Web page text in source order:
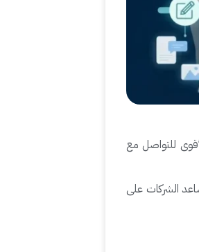
للتواصل مع
الشركات على